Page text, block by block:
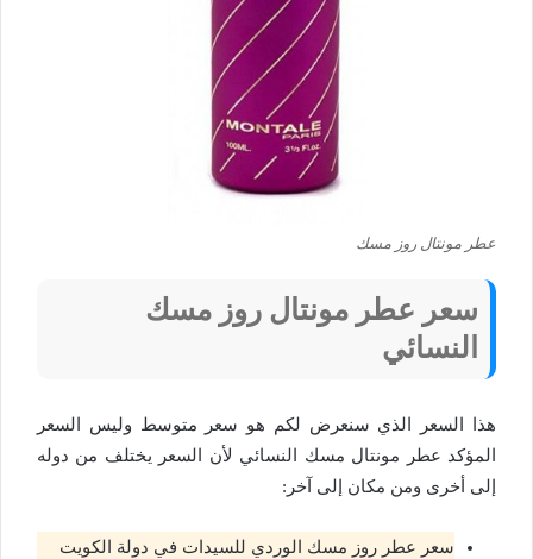
عطر مونتال روز مسك
سعر عطر مونتال روز مسك
النسائي
هذا السعر الذي سنعرض لكم هو سعر متوسط وليس السعر
المؤكد عطر مونتال مسك النسائي لأن السعر يختلف من دوله
إلى أخرى ومن مكان إلى آخر:
سعر عطر روز مسك الوردي للسيدات في دولة الكويت